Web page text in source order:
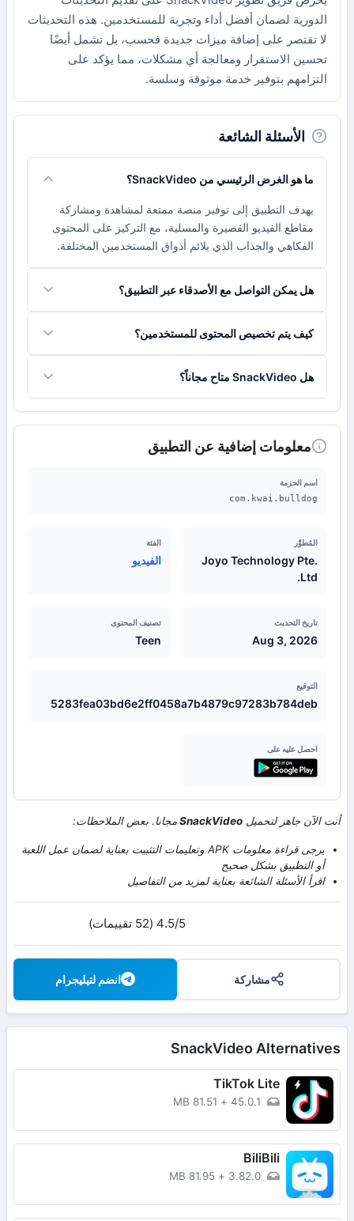
الدورية لضمان أفضل أداء وتجربة للمستخدمين. هذه التحديثات
لا تقتصر على إضافة ميزات جديدة فحسب، بل تشمل أيضًا
تحسين الاستقرار ومعالجة أي مشكلات، مما يؤكد على
التزامهم بتوفير خدمة موثوقة وسلسة.
الأسئلة الشائعة
ما هو الغرض الرئيسي من SnackVideo؟
يهدف التطبيق إلى توفير منصة ممتعة لمشاهدة ومشاركة
مقاطع الفيديو القصيرة والمسلية، مع التركيز على المحتوى
الفكاهي والجذاب الذي يلائم أذواق المستخدمين المختلفة.
هل يمكن التواصل مع الأصدقاء عبر التطبيق؟
للمستخدمين التواصل مع أصدقائهم المقربين بشكل خاص
ومباشر داخل المنصة، مما يعزز تجربتهم الاجتماعية.
كيف يتم تخصيص المحتوى للمستخدمين؟
المستخدمين (مثل الإعجابات والتخطي)، ثم يقترح مقاطع
فيديو تتناسب مع اهتماماتهم وتفضيلاتهم لتقديم تجربة مشاهدة
هل SnackVideo متاح مجاناً؟
فرصة الاستمتاع بمحتواه المتنوع وميزاته الاجتماعية دون أي
تكلفة مبدئية.
معلومات إضافية عن التطبيق
اسم الحزمة
com.kwai.bulldog
المُطوِّر
Joyo Technology Pte.
Ltd.
الفئة
الفيديو
تاريخ التحديث
Aug 3, 2026
تصنيف المحتوى
Teen
التوقيع
5283fea03bd6e2ff0458a7b4879c97283b784deb
احصل عليه على
أنت الآن جاهز لتحميل SnackVideoمجانا. بعض الملاحظات:
يرجى قراءة معلومات APK وتعليمات التثبيت بعناية لضمان عمل اللعبة
أو التطبيق بشكل صحيح
اقرأ الأسئلة الشائعة بعناية لمزيد من التفاصيل
4.5/5 (52 تقييمات)
مشاركة انضم لتيليجرام
SnackVideo Alternatives
TikTok Lite
45.0.1
+
81.51 MB
BiliBili
3.82.0
+
81.95 MB